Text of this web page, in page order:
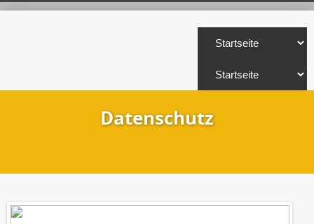
Datenschutz